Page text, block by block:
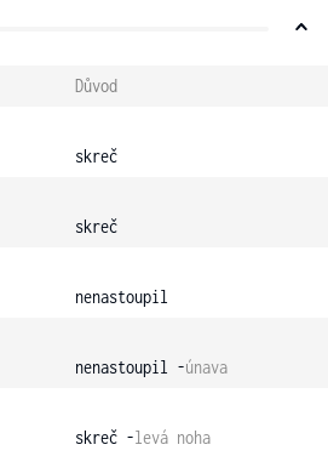
Důvod
skreč
skreč
nenastoupil
nenastoupil -únava
skreč -levá noha